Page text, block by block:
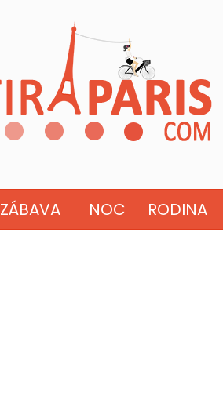
ZÁBAVA NOC RODINA